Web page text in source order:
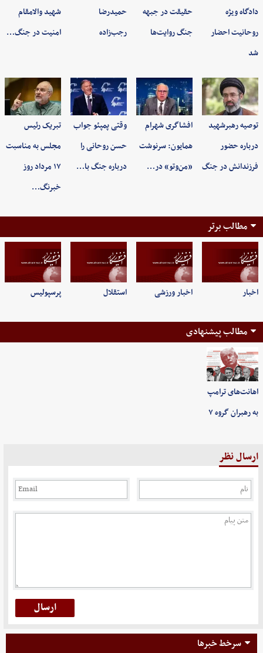
دادگاه ویژه
روحانیت احضار
شد
حقیقت در جبهه
جنگ روایت‌ها
حمیدرضا
رجب‌زاده
شهید والامقام
امنیت در جنگ…
توصیه رهبرشهید
درباره حضور
فرزندانش در جنگ
افشاگری شهرام
همایون: سرنوشت
«من‌وتو» در…
وقتی پمپئو جواب
حسن روحانی را
درباره جنگ با…
تبریک رئیس
مجلس به مناسبت
۱۷ مرداد روز
خبرنگ…
مطالب برتر
اخبار اخبار ورزشی استقلال پرسپولیس
مطالب پیشنهادی
اهانت‌های ترامپ
به رهبران گروه ۷
ارسال نظر
سرخط خبرها